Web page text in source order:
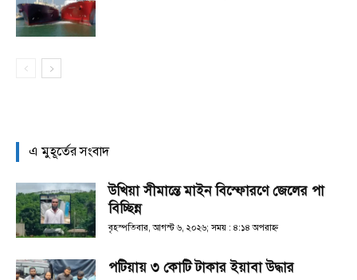
এ মুহূর্তের সংবাদ
উখিয়া সীমান্তে মাইন বিস্ফোরণে জেলের পা
বিচ্ছিন্ন
বৃহস্পতিবার, আগস্ট ৬, ২০২৬; সময় : ৪:১৪ অপরাহ্ণ
পটিয়ায় ৩ কোটি টাকার ইয়াবা উদ্ধার